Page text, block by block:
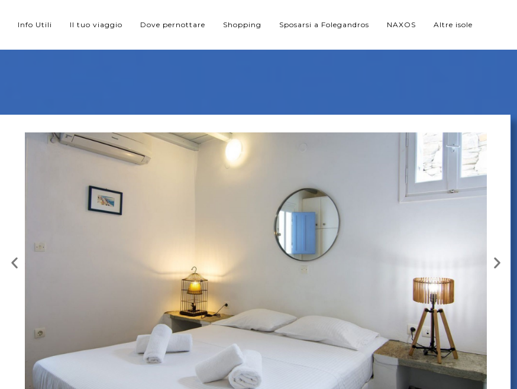
Info Utili Il tuo viaggio Dove pernottare Shopping Sposarsi a Folegandros NAXOS Altre isole